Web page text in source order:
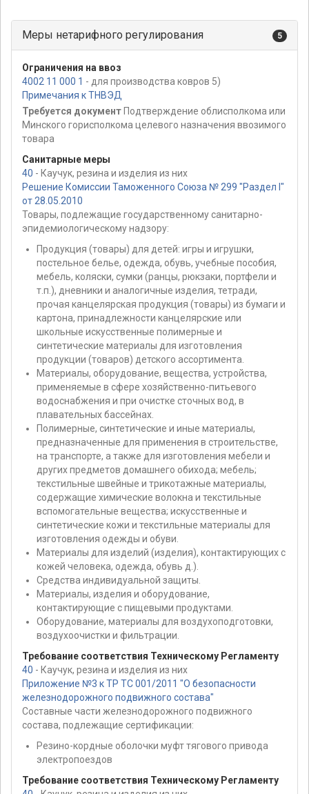
Меры нетарифного регулирования 5
Ограничения на ввоз
4002 11 000 1 - для производства ковров 5)
Примечания к ТНВЭД
Требуется документ Подтверждение облисполкома или
Минского горисполкома целевого назначения ввозимого
товара
Санитарные меры
40 - Каучук, резина и изделия из них
Решение Комиссии Таможенного Союза № 299 "Раздел I"
от 28.05.2010
Товары, подлежащие государственному санитарно-
эпидемиологическому надзору:
Продукция (товары) для детей: игры и игрушки,
постельное белье, одежда, обувь, учебные пособия,
мебель, коляски, сумки (ранцы, рюкзаки, портфели и
т.п.), дневники и аналогичные изделия, тетради,
прочая канцелярская продукция (товары) из бумаги и
картона, принадлежности канцелярские или
школьные искусственные полимерные и
синтетические материалы для изготовления
продукции (товаров) детского ассортимента.
Материалы, оборудование, вещества, устройства,
применяемые в сфере хозяйственно-питьевого
водоснабжения и при очистке сточных вод, в
плавательных бассейнах.
Полимерные, синтетические и иные материалы,
предназначенные для применения в строительстве,
на транспорте, а также для изготовления мебели и
других предметов домашнего обихода; мебель;
текстильные швейные и трикотажные материалы,
содержащие химические волокна и текстильные
вспомогательные вещества; искусственные и
синтетические кожи и текстильные материалы для
изготовления одежды и обуви.
Материалы для изделий (изделия), контактирующих с
кожей человека, одежда, обувь д.).
Средства индивидуальной защиты.
Материалы, изделия и оборудование,
контактирующие с пищевыми продуктами.
Оборудование, материалы для воздухоподготовки,
воздухоочистки и фильтрации.
Требование соответствия Техническому Регламенту
40 - Каучук, резина и изделия из них
Приложение №3 к ТР ТС 001/2011 "О безопасности
железнодорожного подвижного состава"
Составные части железнодорожного подвижного
состава, подлежащие сертификации:
Резино-кордные оболочки муфт тягового привода
электропоездов
Требование соответствия Техническому Регламенту